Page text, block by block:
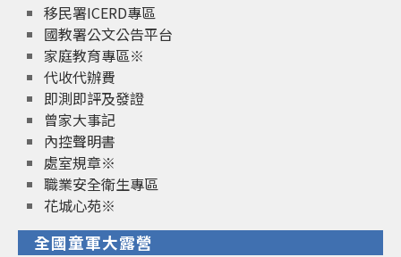
移民署ICERD專區
國教署公文公告平台
家庭教育專區※
代收代辦費
即測即評及發證
曾家大事記
內控聲明書
處室規章※
職業安全衛生專區
花城心苑※
全國童軍大露營